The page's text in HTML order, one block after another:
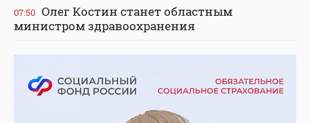
07:50 Олег Костин станет областным
министром здравоохранения